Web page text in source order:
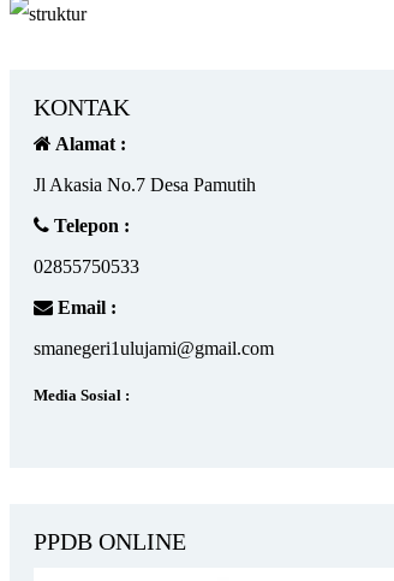
KONTAK
Alamat :
Jl Akasia No.7 Desa Pamutih
Telepon :
02855750533
Email :
smanegeri1ulujami@gmail.com
Media Sosial :
PPDB ONLINE